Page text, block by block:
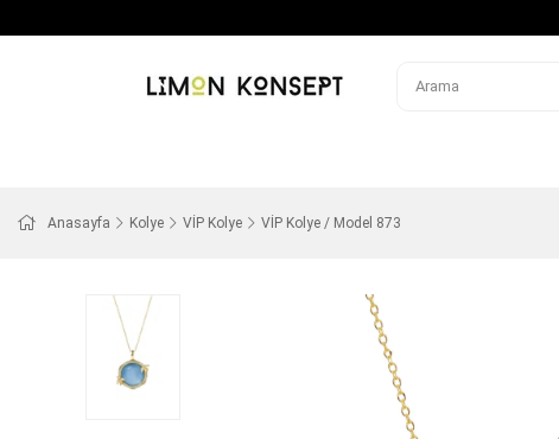
Anasayfa Kolye VİP Kolye VİP Kolye / Model 873